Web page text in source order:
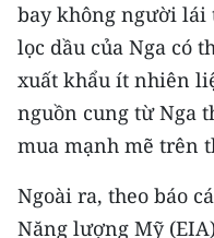
VỀ BÁO NHÂN DÂN
THỜI NAY
NHÂN DÂN CUỐI TUẦN
MUA BÁO
bay không người lái
lọc dầu của Nga có
xuất khẩu ít nhiên
nguồn cung từ Nga
mua mạnh mẽ trên
Ngoài ra, theo báo
Năng lượng Mỹ